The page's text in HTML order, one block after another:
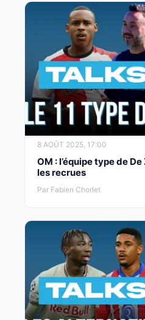
8 AOÛT 2025, 17:00
OM : l’équipe type de
les recrues
Par Fabien Chorlet